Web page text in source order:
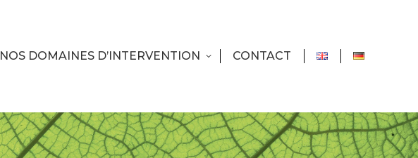
NOS DOMAINES D’INTERVENTION CONTACT